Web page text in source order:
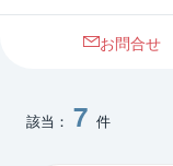
お問合せ
該当： 7 件